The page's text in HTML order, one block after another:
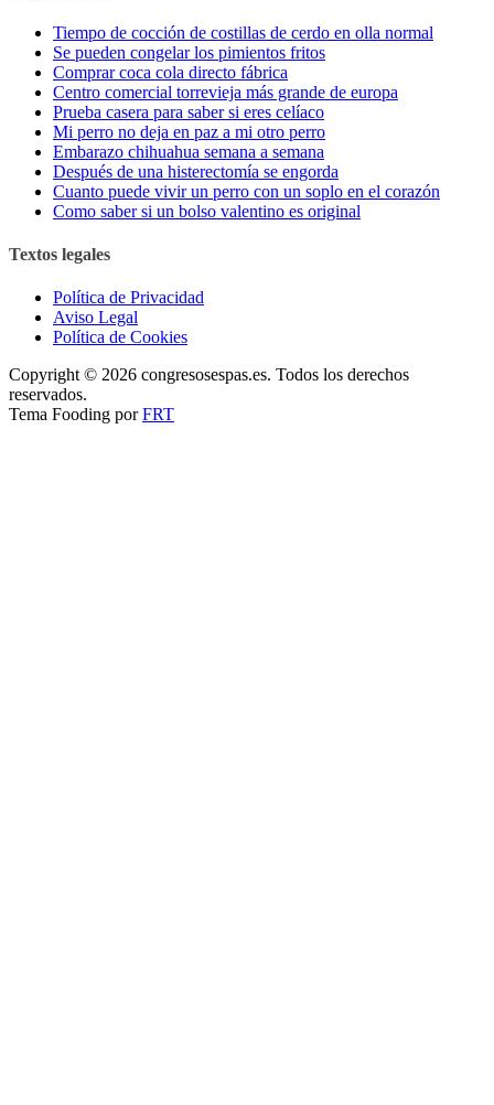
Tiempo de cocción de costillas de cerdo en olla normal
Se pueden congelar los pimientos fritos
Comprar coca cola directo fábrica
Centro comercial torrevieja más grande de europa
Prueba casera para saber si eres celíaco
Mi perro no deja en paz a mi otro perro
Embarazo chihuahua semana a semana
Después de una histerectomía se engorda
Cuanto puede vivir un perro con un soplo en el corazón
Como saber si un bolso valentino es original
Textos legales
Política de Privacidad
Aviso Legal
Política de Cookies
Copyright © 2026 congresosespas.es. Todos los derechos
reservados.
Tema Fooding porFRT